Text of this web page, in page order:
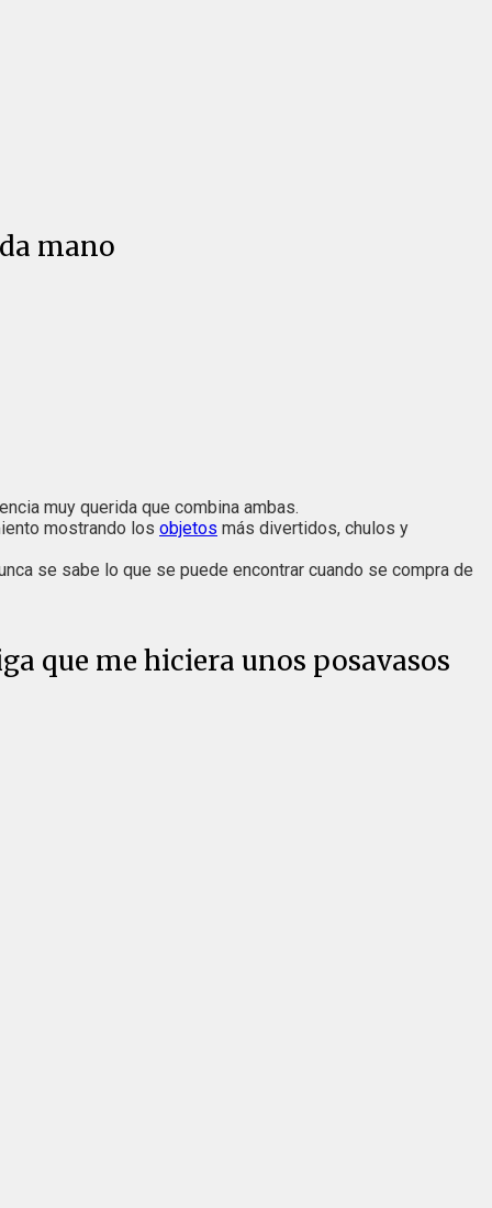
mano
muy querida que combina ambas.
mostrando los objetos más divertidos, chulos y
se sabe lo que se puede encontrar cuando se compra de
que me hiciera unos posavasos